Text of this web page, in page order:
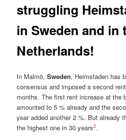
struggling
in Sweden and in
Netherlands!
In Malmö,Sweden, Heimstaden has
consensus and imposed a second
months. The first rent increase at the
amounted to 5 % already and the
year added another 2 %. But already
the highest one in 30 years2.